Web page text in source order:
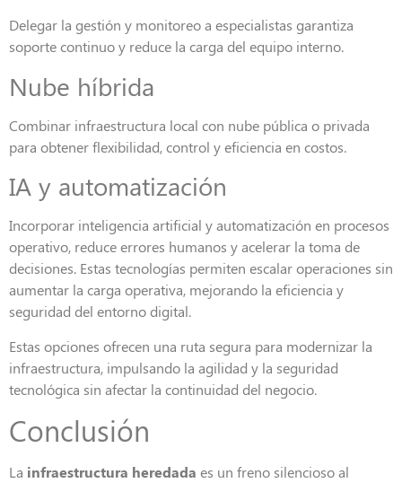
Delegar la gestión y monitoreo a especialistas garantiza
soporte continuo y reduce la carga del equipo interno.
Nube híbrida
Combinar infraestructura local con nube pública o privada
para obtener flexibilidad, control y eficiencia en costos.
IA y automatización
Incorporar inteligencia artificial y automatización en procesos
operativo, reduce errores humanos y acelerar la toma de
decisiones. Estas tecnologías permiten escalar operaciones sin
aumentar la carga operativa, mejorando la eficiencia y
seguridad del entorno digital.
Estas opciones ofrecen una ruta segura para modernizar la
infraestructura, impulsando la agilidad y la seguridad
tecnológica sin afectar la continuidad del negocio.
Conclusión
La infraestructura heredada es un freno silencioso al